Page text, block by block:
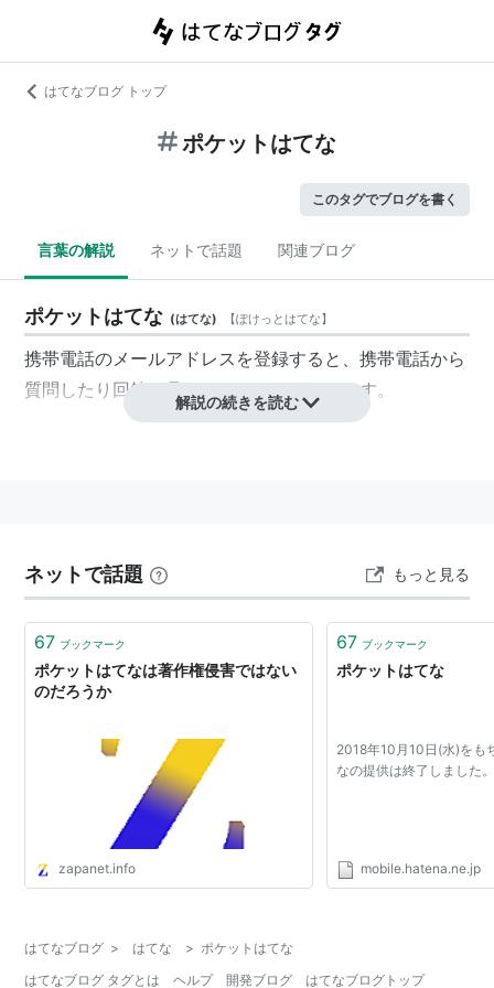
はてなブログ トップ
ポケットはてな
このタグでブログを書く
言葉の解説 ネットで話題 関連ブログ
ポケットはてな (はてな) 【ぽけっとはてな】
携帯電話のメールアドレスを登録すると、携帯電話から
質問したり回答を見たりすることができます。
解説の続きを読む
ネットで話題 もっと見る
67 ブックマーク
ポケットはてなは著作権侵害ではない
のだろうか
zapanet.info
67 ブックマーク
ポケットはてな
2018年10月10日(水)をも
なの提供は終了しました
mobile.hatena.ne.jp
はてなブログ > はてな > ポケットはてな
はてなブログ タグとは
ヘルプ 開発ブログ はてなブログトップ